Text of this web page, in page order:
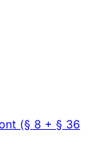
(§ 8 + § 36